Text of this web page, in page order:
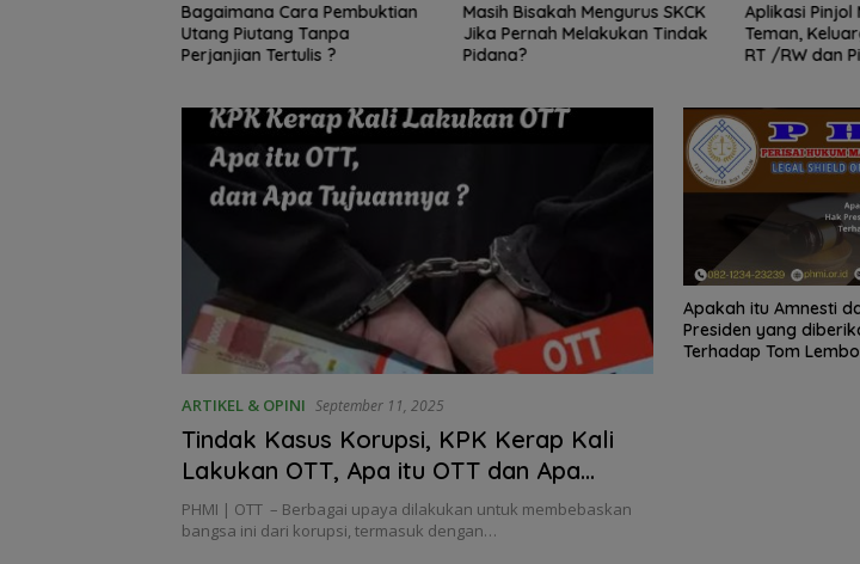
Bagaimana Cara Pembuktian
Utang Piutang Tanpa
Perjanjian Tertulis ?
Masih Bisakah Mengurus SKCK
Jika Pernah Melakukan Tindak
Pidana?
Aplikasi Pinjol
Teman,
RT /RW dan
ARTIKEL & OPINI September 11, 2025
Tindak Kasus Korupsi, KPK Kerap Kali
Lakukan OTT, Apa itu OTT dan Apa
Tujuannya ?
PHMI | OTT – Berbagai upaya dilakukan untuk membebaskan
bangsa ini dari korupsi, termasuk dengan…
Apakah itu Amnesti
Presiden yang
Terhadap Tom